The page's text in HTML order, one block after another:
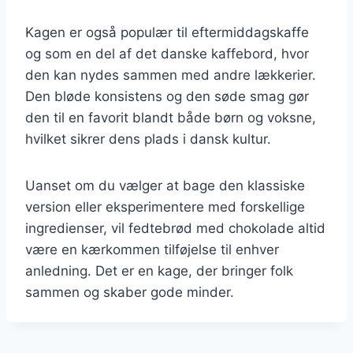
Kagen er også populær til eftermiddagskaffe
og som en del af det danske kaffebord, hvor
den kan nydes sammen med andre lækkerier.
Den bløde konsistens og den søde smag gør
den til en favorit blandt både børn og voksne,
hvilket sikrer dens plads i dansk kultur.
Uanset om du vælger at bage den klassiske
version eller eksperimentere med forskellige
ingredienser, vil fedtebrød med chokolade altid
være en kærkommen tilføjelse til enhver
anledning. Det er en kage, der bringer folk
sammen og skaber gode minder.